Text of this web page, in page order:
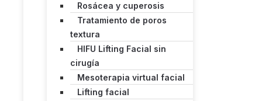
Rosácea y cuperosis
Tratamiento de poros
textura
HIFU Lifting Facial sin
cirugía
Mesoterapia virtual facial
Lifting facial